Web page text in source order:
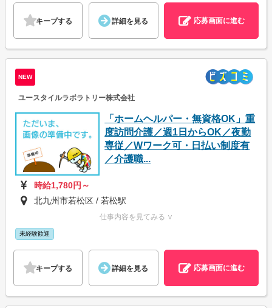
キープする 詳細を見る 応募画面に進む
NEW
ユースタイルラボラトリー株式会社
「ホームヘルパー・無資格OK」重
度訪問介護／週1日からOK／夜勤
専従／Wワーク可・日払い制度有
／介護職...
時給1,780円～
北九州市若松区 / 若松駅
仕事内容を見てみる ∨
未経験歓迎
キープする 詳細を見る 応募画面に進む